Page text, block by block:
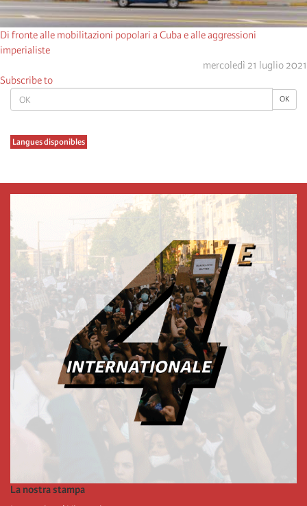
OK OK
Langues disponibles
Di fronte alle mobilitazioni popolari a Cuba e alle aggressioni
imperialiste
mercoledì 21 luglio 2021
Subscribe to
La nostra stampa